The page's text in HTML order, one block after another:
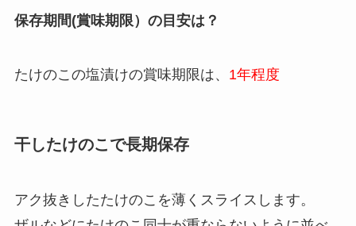
保存期間(賞味期限）の目安は？
たけのこの塩漬けの賞味期限は、 1年程度
干したけのこで長期保存
アク抜きしたたけのこを薄くスライスします。